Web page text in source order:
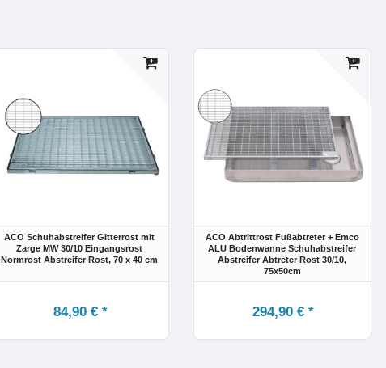
ACO Schuhabstreifer Gitterrost mit
Zarge MW 30/10 Eingangsrost
Normrost Abstreifer Rost, 70 x 40 cm
84,90 € *
ACO Abtrittrost Fußabtreter + Emco
ALU Bodenwanne Schuhabstreifer
Abstreifer Abtreter Rost 30/10,
75x50cm
294,90 € *